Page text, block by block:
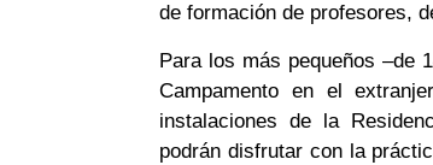
de formación de profesores,
Para los más pequeños –de
Campamento en el
instalaciones de la
podrán disfrutar con la